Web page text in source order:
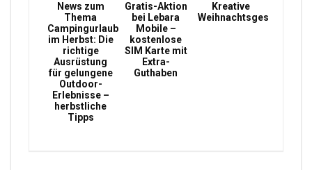
News zum
Thema
Campingurlaub
im Herbst: Die
richtige
Ausrüstung
für gelungene
Outdoor-
Erlebnisse –
herbstliche
Tipps
Gratis-Aktion
bei Lebara
Mobile –
kostenlose
SIM Karte mit
Extra-
Guthaben
Kreative
Weihnachtsgeschenke